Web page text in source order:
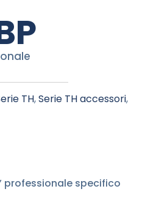
TH,Serie TH accessori,
professionale specifico